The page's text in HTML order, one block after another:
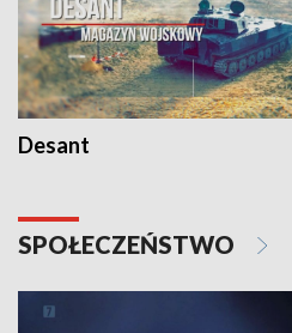
Desant
SPOŁECZEŃSTWO